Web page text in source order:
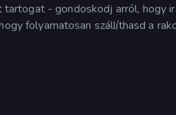
- gondoskodj arról, hogy
folyamatosan szállíthasd a